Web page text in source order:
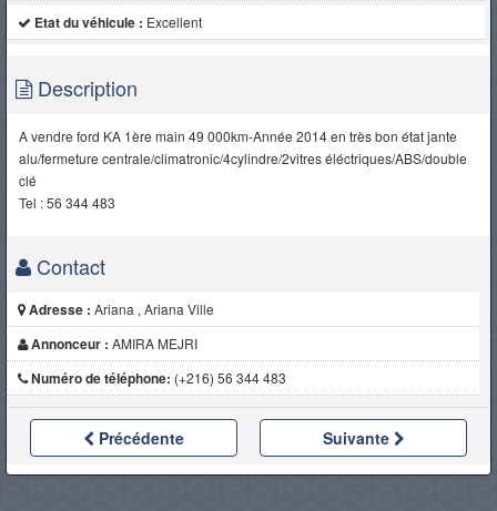
Etat du véhicule : Excellent
Description
A vendre ford KA 1ère main 49 000km-Année 2014 en très bon état jante
alu/fermeture centrale/climatronic/4cylindre/2vitres éléctriques/ABS/double
clé
Tel : 56 344 483
Contact
Adresse : Ariana , Ariana Ville
Annonceur : AMIRA MEJRI
Numéro de téléphone: (+216) 56 344 483
Précédente Suivante